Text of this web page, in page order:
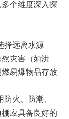
个维度深入探
择远离水源
然灾害（如洪
易爆物品存放
火、防潮、
应具备良好的